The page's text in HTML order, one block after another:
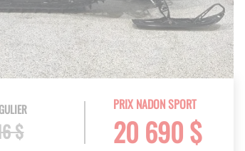
PRIX NADON SPORT
20 690 $
$